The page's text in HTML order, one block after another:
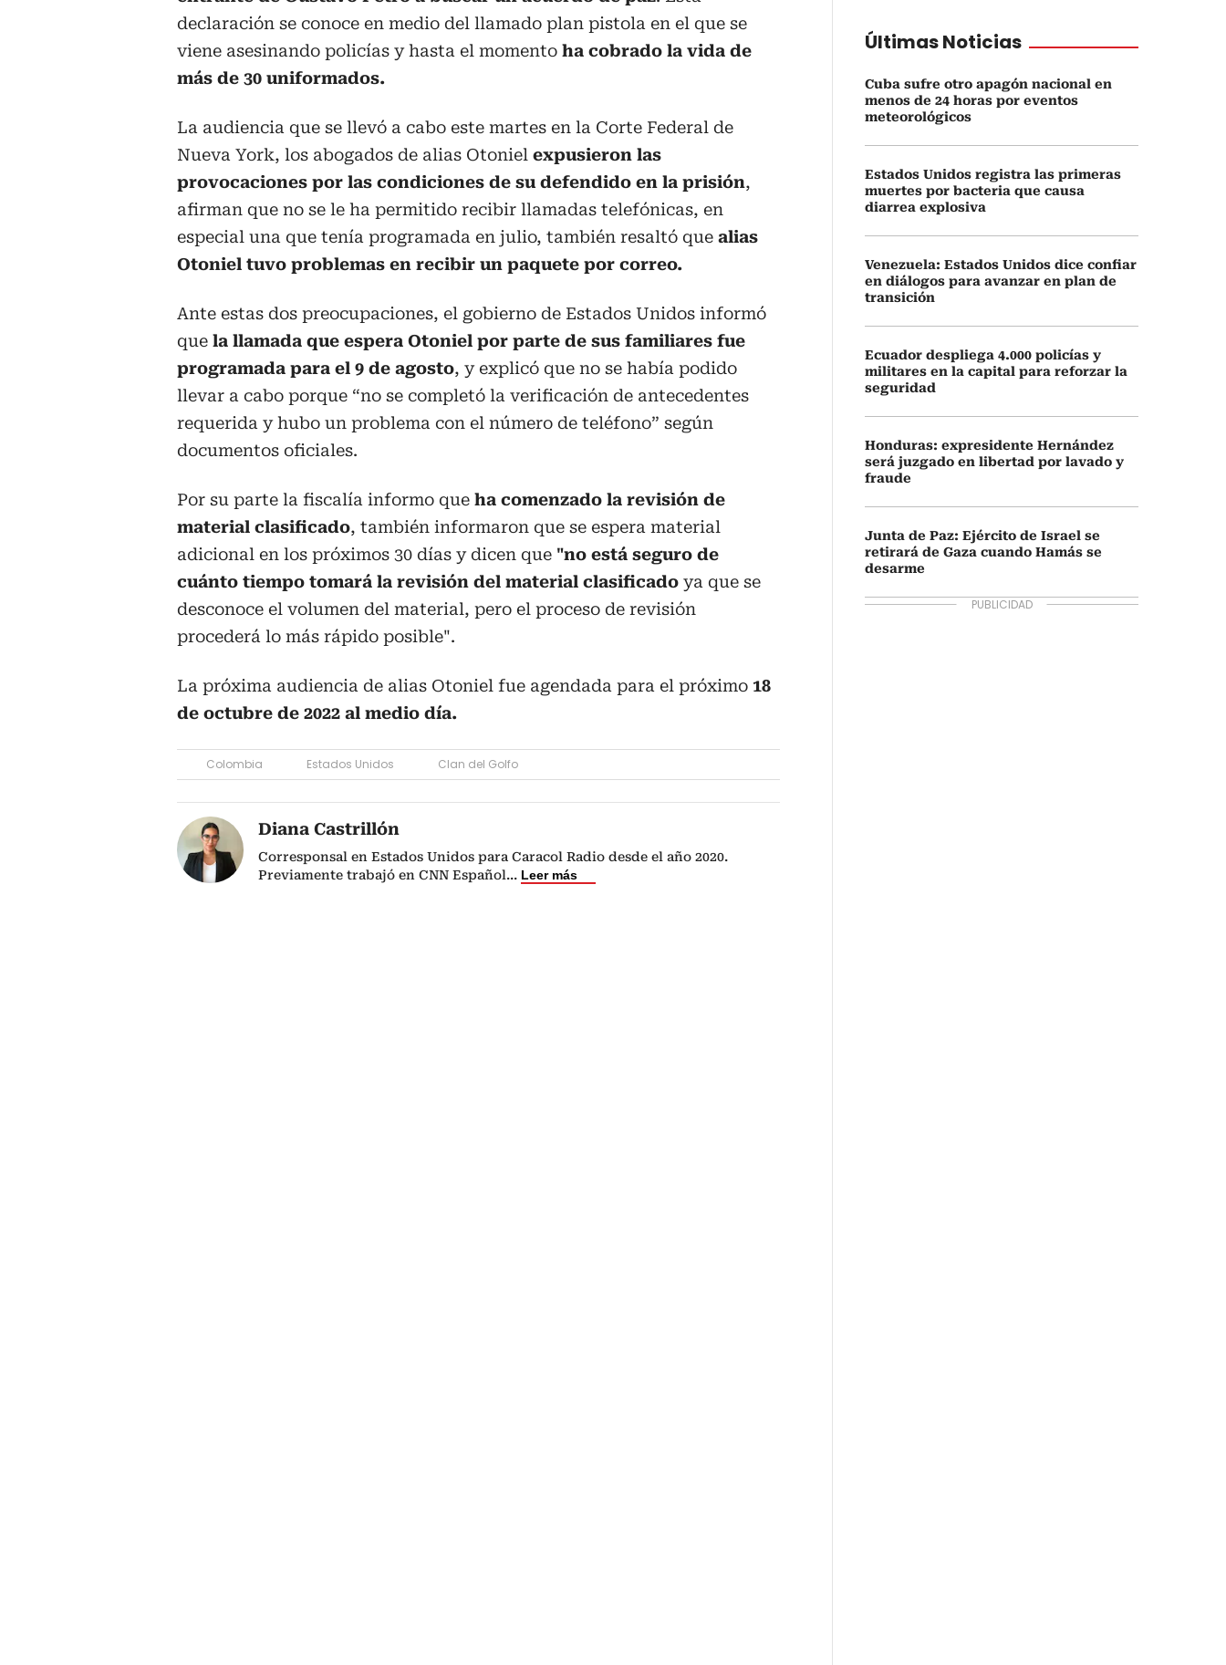
declaración se conoce en medio del llamado plan pistola en el que se
viene asesinando policías y hasta el momento ha cobrado la vida de
más de 30 uniformados.
La audiencia que se llevó a cabo este martes en la Corte Federal de
Nueva York, los abogados de alias Otoniel expusieron las
provocaciones por las condiciones de su defendido en la prisión,
afirman que no se le ha permitido recibir llamadas telefónicas, en
especial una que tenía programada en julio, también resaltó que alias
Otoniel tuvo problemas en recibir un paquete por correo.
Ante estas dos preocupaciones, el gobierno de Estados Unidos informó
que la llamada que espera Otoniel por parte de sus familiares fue
programada para el 9 de agosto, y explicó que no se había podido
llevar a cabo porque “no se completó la verificación de antecedentes
requerida y hubo un problema con el número de teléfono” según
documentos oficiales.
Por su parte la fiscalía informo que ha comenzado la revisión de
material clasificado, también informaron que se espera material
adicional en los próximos 30 días y dicen que "no está seguro de
cuánto tiempo tomará la revisión del material clasificado ya que se
desconoce el volumen del material, pero el proceso de revisión
procederá lo más rápido posible".
La próxima audiencia de alias Otoniel fue agendada para el próximo 18
de octubre de 2022 al medio día.
Colombia Estados Unidos Clan del Golfo
Diana Castrillón
Corresponsal en Estados Unidos para Caracol Radio desde el año 2020.
Previamente trabajó en CNN Español... Leer más
Últimas Noticias
Cuba sufre otro apagón nacional en
menos de 24 horas por eventos
meteorológicos
Estados Unidos registra las primeras
muertes por bacteria que causa
diarrea explosiva
Venezuela: Estados Unidos dice confiar
en diálogos para avanzar en plan de
transición
Ecuador despliega 4.000 policías y
militares en la capital para reforzar la
seguridad
Honduras: expresidente Hernández
será juzgado en libertad por lavado y
fraude
Junta de Paz: Ejército de Israel se
retirará de Gaza cuando Hamás se
desarme